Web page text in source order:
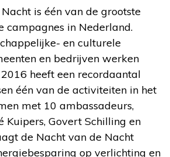
is één van de grootste
campagnes in Nederland.
en culturele
en bedrijven werken
heeft een recordaantal
één van de activiteiten in het
met 10 ambassadeurs,
Kuipers, Govert Schilling en
de Nacht van de Nacht
op verlichting en